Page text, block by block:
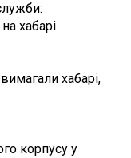
хабарі
хабарі,
корпусу у